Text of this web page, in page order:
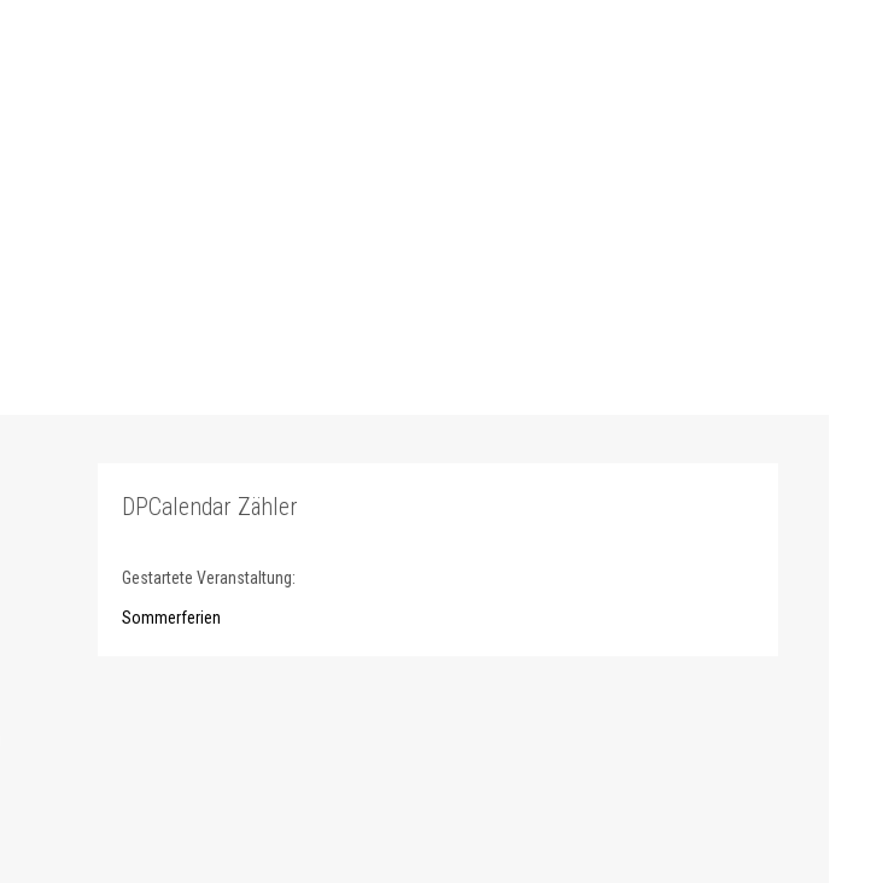
DPCalendar Zähler
Gestartete Veranstaltung:
Sommerferien